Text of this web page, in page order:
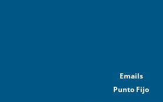
Emails
Punto Fijo